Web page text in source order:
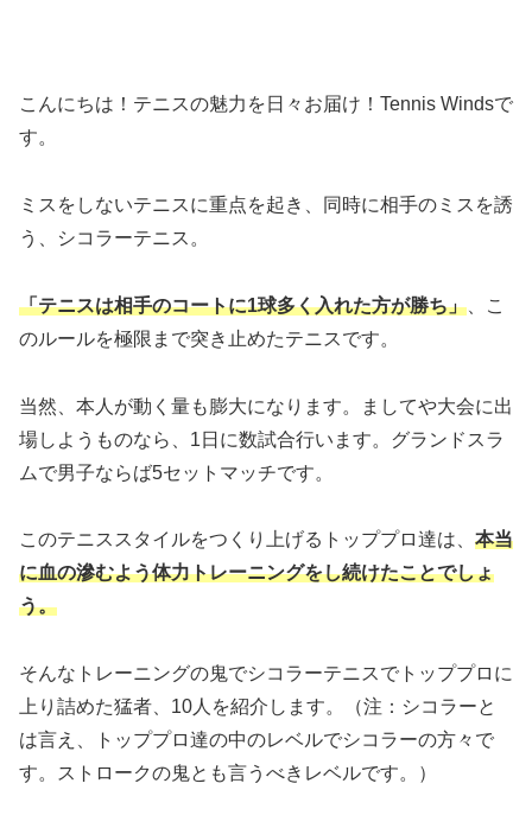
こんにちは！テニスの魅力を日々お届け！Tennis Windsで
す。
ミスをしないテニスに重点を起き、同時に相手のミスを誘
う、シコラーテニス。
「テニスは相手のコートに1球多く入れた方が勝ち」 、こ
のルールを極限まで突き止めたテニスです。
当然、本人が動く量も膨大になります。ましてや大会に出
場しようものなら、1日に数試合行います。グランドスラ
ムで男子ならば5セットマッチです。
このテニススタイルをつくり上げるトッププロ達は、 本当
に血の滲むよう体力トレーニングをし続けたことでしょ
う。
そんなトレーニングの鬼でシコラーテニスでトッププロに
上り詰めた猛者、10人を紹介します。
（注：シコラーと
は言え、トッププロ達の中のレベルでシコラーの方々で
す。ストロークの鬼とも言うべきレベルです。）